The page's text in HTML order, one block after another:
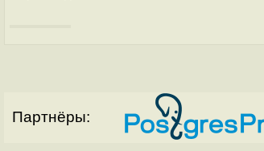
Партнёры: